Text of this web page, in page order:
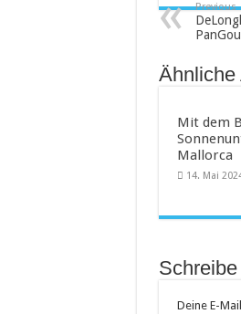
Previous
Ähnliche
Mit dem
Mallorca
14. Mai
Deine E-